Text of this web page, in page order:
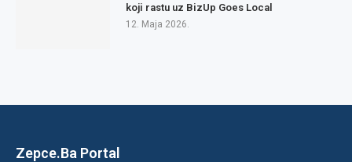
koji rastu uz BizUp Goes Local
12. Maja 2026.
Zepce.Ba Portal